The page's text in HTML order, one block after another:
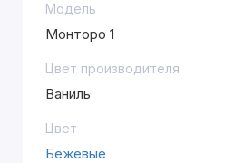
Модель
Монторо 1
Цвет производителя
Ваниль
Цвет
Бежевые